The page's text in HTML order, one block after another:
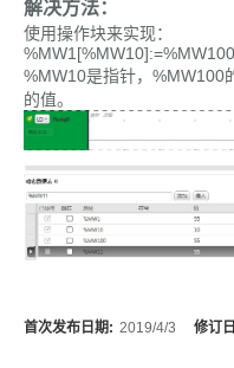
解决方法：
使用操作块来实现：
%MW1[%MW10]:=%MW100
%MW10是指针，%MW100
的值。
首次发布日期: 2019/4/3 修订